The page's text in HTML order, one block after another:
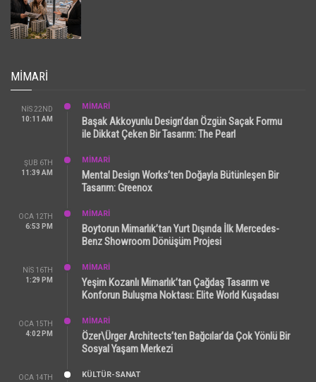
MIMARI
NIS 22ND
10:11 AM
MİMARİ
Başak Akkoyunlu Design’dan Özgün Saçak Formu
ile Dikkat Çeken Bir Tasarım: The Pearl
ŞUB 6TH
11:39 AM
MİMARİ
Mental Design Works’ten Doğayla Bütünleşen Bir
Tasarım: Greenox
OCA 12TH
6:53 PM
MİMARİ
Boytorun Mimarlık’tan Yurt Dışında İlk Mercedes-
Benz Showroom Dönüşüm Projesi
NIS 16TH
1:29 PM
MİMARİ
Yeşim Kozanlı Mimarlık’tan Çağdaş Tasarım ve
Konforun Buluşma Noktası: Elite World Kuşadası
OCA 15TH
4:02 PM
MİMARİ
Özer\Ürger Architects’ten Bağcılar’da Çok Yönlü Bir
Sosyal Yaşam Merkezi
OCA 14TH
KÜLTÜR-SANAT